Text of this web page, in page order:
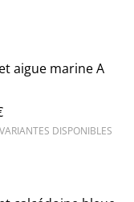
aigue marine A
DISPONIBLES